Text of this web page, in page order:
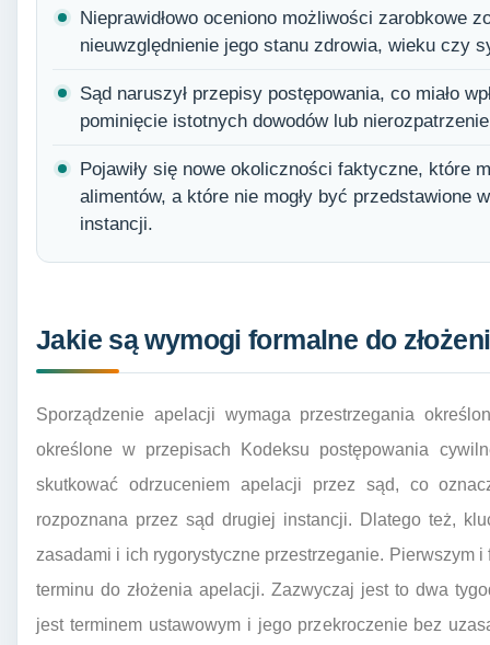
Nieprawidłowo oceniono możliwości zarobkowe
nieuwzględnienie jego stanu zdrowia, wieku czy
Sąd naruszył przepisy postępowania, co miało
pominięcie istotnych dowodów lub
Pojawiły się nowe okoliczności faktyczne, które
alimentów, a które nie mogły być przedstawione
instancji.
Jakie są wymogi formalne do
Sporządzenie apelacji wymaga przestrzegania
określone w przepisach Kodeksu postępowania
skutkować odrzuceniem apelacji przez sąd, co
rozpoznana przez sąd drugiej instancji. Dlatego też,
zasadami i ich rygorystyczne przestrzeganie. Pierwszym
terminu do złożenia apelacji. Zazwyczaj jest to dwa
jest terminem ustawowym i jego przekroczenie bez